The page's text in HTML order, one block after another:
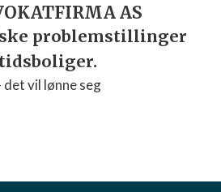
AS
problemstillinger
vil lønne seg